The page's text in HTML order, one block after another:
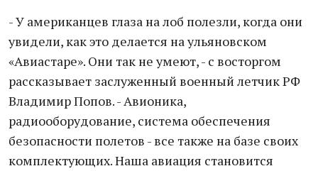
- У американцев глаза на лоб полезли, когда они
увидели, как это делается на ульяновском
«Авиастаре». Они так не умеют, - с восторгом
рассказывает заслуженный военный летчик РФ
Владимир Попов. - Авионика,
радиооборудование, система обеспечения
безопасности полетов - все также на базе своих
комплектующих. Наша авиация становится